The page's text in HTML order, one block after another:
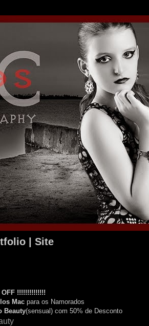
| Site
OFF !!!!!!!!!!!!!!
Mac para os Namorados
Beauty(sensual) com 50% de Desconto